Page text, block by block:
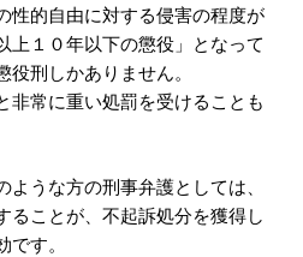
性的自由に対する侵害の程度が
上１０年以下の懲役」となって
刑しかありません。
非常に重い処罰を受けることも
うな方の刑事弁護としては、
ることが、不起訴処分を獲得し
す。